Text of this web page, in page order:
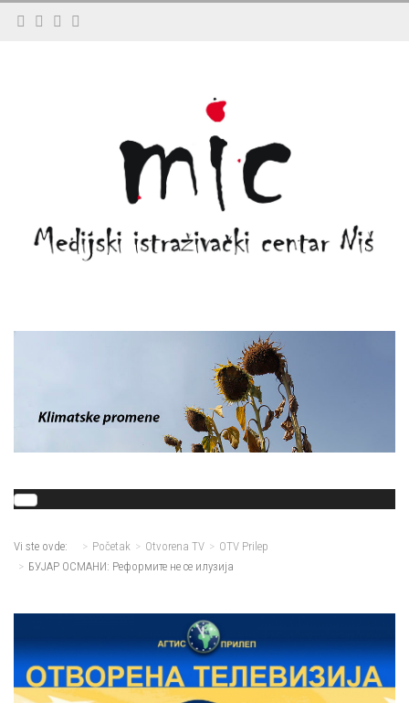
Vi ste ovde: Početak Otvorena TV
OTV Prilep
БУЈАР ОСМАНИ: Реформите не се илузија